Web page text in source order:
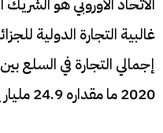
إجمالي التجارة في السلع بين
2020 ما مقداره 24.9 مليار يورو.